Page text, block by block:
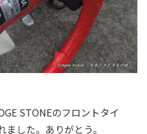
STONEのフロントタイ
した。ありがとう。